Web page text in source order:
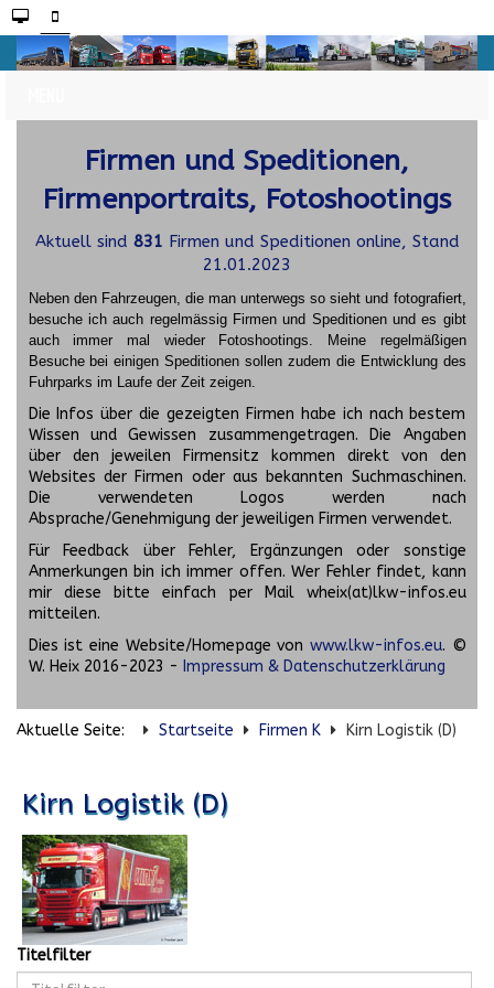
Firmen und Speditionen,
Firmenportraits, Fotoshootings
Aktuell sind 831 Firmen und Speditionen online, Stand
21.01.2023
Neben den Fahrzeugen, die man unterwegs so sieht und fotografiert,
besuche ich auch regelmässig Firmen und Speditionen und es gibt
auch immer mal wieder Fotoshootings.
Meine regelmäßigen
Besuche bei einigen Speditionen sollen zudem die Entwicklung des
Fuhrparks im Laufe der Zeit zeigen.
Die Infos über die gezeigten Firmen habe ich nach bestem
Wissen und Gewissen zusammengetragen. Die Angaben
über den jeweilen Firmensitz kommen direkt von den
Websites der Firmen oder aus bekannten Suchmaschinen.
Die verwendeten Logos werden nach
Absprache/Genehmigung der jeweiligen Firmen verwendet.
Für Feedback über Fehler, Ergänzungen oder sonstige
Anmerkungen bin ich immer offen. Wer Fehler findet, kann
mir diese bitte einfach per Mail wheix(at)lkw-infos.eu
mitteilen.
Dies ist eine Website/Homepage von www.lkw-infos.eu. ©
W. Heix 2016-2023 - Impressum & Datenschutzerklärung
Aktuelle Seite: Startseite Firmen K Kirn Logistik (D)
Kirn Logistik (D)
Titelfilter